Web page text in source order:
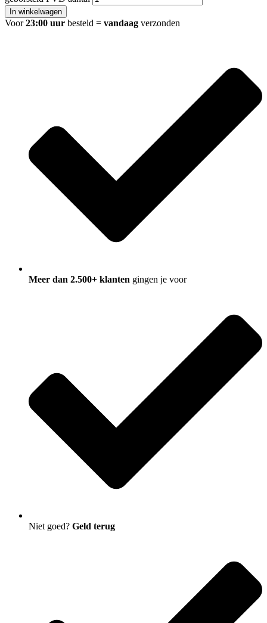
In winkelwagen
Voor23:00 uur besteld = vandaag verzonden
Meer dan 2.500+ klanten gingen je voor
Niet goed? Geld terug